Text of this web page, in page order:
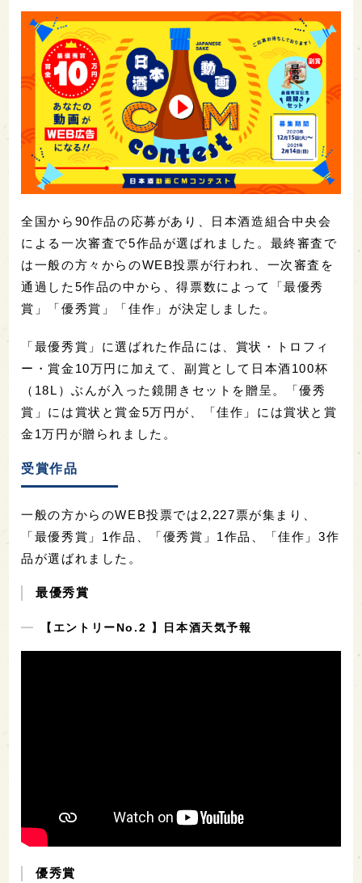
全国から90作品の応募があり、日本酒造組合中央会
による一次審査で5作品が選ばれました。最終審査で
は一般の方々からのWEB投票が行われ、一次審査を
通過した5作品の中から、得票数によって「最優秀
賞」「優秀賞」「佳作」が決定しました。
「最優秀賞」に選ばれた作品には、賞状・トロフィ
ー・賞金10万円に加えて、副賞として日本酒100杯
（18L）ぶんが入った鏡開きセットを贈呈。「優秀
賞」には賞状と賞金5万円が、「佳作」には賞状と賞
金1万円が贈られました。
受賞作品
一般の方からのWEB投票では2,227票が集まり、
「最優秀賞」1作品、「優秀賞」1作品、「佳作」3作
品が選ばれました。
最優秀賞
【エントリーNo.2 】日本酒天気予報
優秀賞